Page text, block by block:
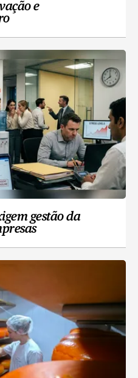
e
gestão da